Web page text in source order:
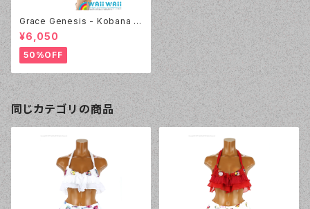
Grace Genesis - Kobana フ
レンチスリーブ（4131 - 70:ブル
ー）
¥6,050
50%OFF
同じカテゴリの商品